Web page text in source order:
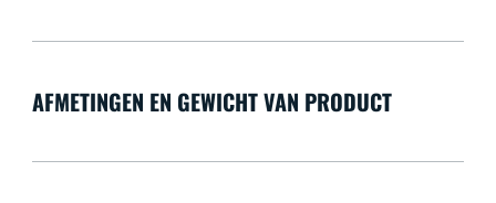
AFMETINGEN EN GEWICHT VAN PRODUCT